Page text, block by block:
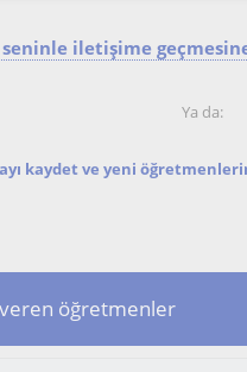
iletişime
Ya da:
kaydet ve yeni
öğretmenler